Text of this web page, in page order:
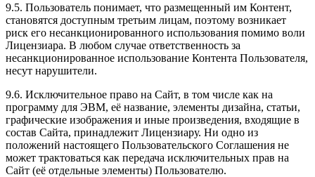
9.5. Пользователь понимает, что размещенный им Контент,
становятся доступным третьим лицам, поэтому возникает
риск его несанкционированного использования помимо воли
Лицензиара. В любом случае ответственность за
несанкционированное использование Контента Пользователя,
несут нарушители.
9.6. Исключительное право на Сайт, в том числе как на
программу для ЭВМ, её название, элементы дизайна, статьи,
графические изображения и иные произведения, входящие в
состав Сайта, принадлежит Лицензиару. Ни одно из
положений настоящего Пользовательского Соглашения не
может трактоваться как передача исключительных прав на
Сайт (её отдельные элементы) Пользователю.